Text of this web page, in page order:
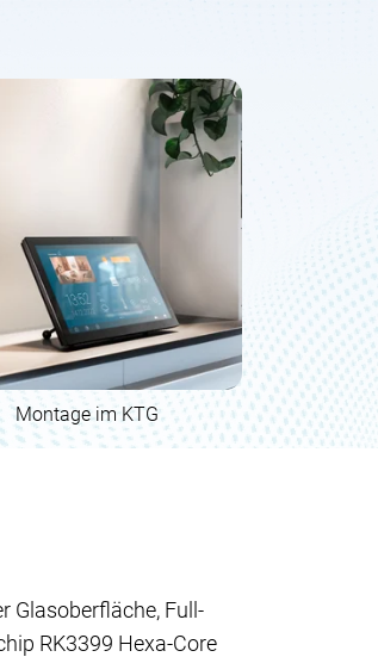
Montage im KTG
Glasoberfläche, Full-
RK3399 Hexa-Core